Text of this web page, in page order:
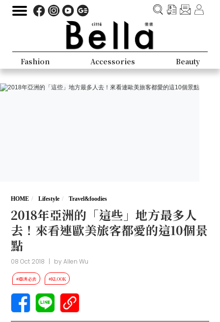
Fashion Accessories Beauty
HOME Lifestyle Travel&foodies
2018年亞洲的「這些」地方最多人
去！來看連歐美旅客都愛的這10個景
點
08 Oct 2018 | byAllen Wu
#亞洲必去 #KLOOK